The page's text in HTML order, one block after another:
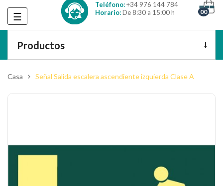
Teléfono:+34 976 144 784
Horario:De 8:30 a 15:00 h 00
Productos
Navegación
de
☰
Casa Señal Salida escalera ascendiente izquierda Clase A